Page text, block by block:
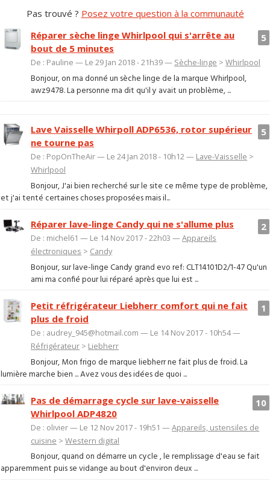
Pas trouvé ? Posez votre question à la communauté
5
Réparer sèche linge Whirlpool qui s'arrête au
bout de 5 minutes
De : Pauline — Le 29 Jan 2018 - 21h39 — Sèche-linge >Whirlpool
Bonjour, on ma donné un sèche linge de la marque Whirlpool,
awz9478. La personne ma dit qu'il y avait un problème, ...
5
Lave Vaisselle Whirpoll ADP6536, rotor supérieur
ne tourne pas
De : PopOnTheAir — Le 24 Jan 2018 - 10h12 — Lave-Vaisselle >
Whirlpool
Bonjour, J'ai bien recherché sur le site ce même type de problème,
et j'ai tenté certaines choses proposées mais il...
2
Réparer lave-linge Candy qui ne s'allume plus
De : michel61 — Le 14 Nov 2017 - 22h03 —Appareils
électroniques > Candy
Bonjour, sur lave-linge Candy grand evo ref: CLT14101D2/1-47 Qu'un
ami ma confié pour lui réparé après que lui est ...
1
Petit réfrigérateur Liebherr comfort qui ne fait
plus de froid
De : audrey_945@hotmail.com — Le 14 Nov 2017 - 10h54 —
Réfrigérateur > Liebherr
Bonjour, Mon frigo de marque liebherr ne fait plus de froid. La
lumière marche bien ... Avez vous des idées de quoi ...
10
Pas de démarrage cycle sur lave-vaisselle
Whirlpool ADP4820
De : olivier — Le 12 Nov 2017 - 19h51 —Appareils, ustensiles de
cuisine >Western digital
Bonjour, quand on démarre un cycle , le remplissage d'eau se fait
apparemment puis se vidange au bout d'environ deux ...